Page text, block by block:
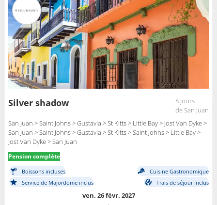
Silver shadow
8 jours
de San Juan
San Juan > Saint Johns > Gustavia > St Kitts > Little Bay > Jost Van Dyke >
San Juan > Saint Johns > Gustavia > St Kitts > Saint Johns > Little Bay >
Jost Van Dyke > San Juan
Pension complète
Boissons incluses
Cuisine Gastronomique
Service de Majordome inclus
Frais de séjour inclus
ven. 26 févr. 2027